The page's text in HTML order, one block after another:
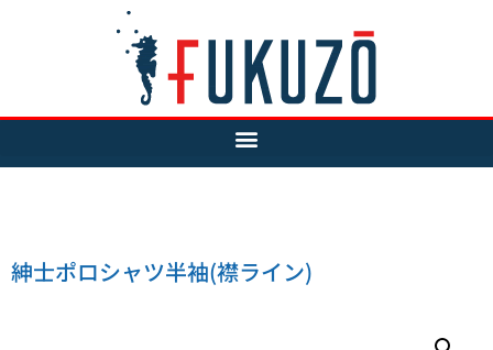
紳士ポロシャツ半袖(襟ライン)